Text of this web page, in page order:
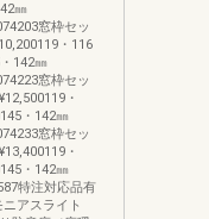
㎜
窓枠セッ
・116
142㎜
窓枠セッ
・
・142㎜
窓枠セッ
・
・142㎜
特注対応品有
アスライト